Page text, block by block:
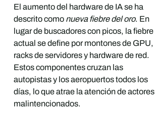
El aumento del hardware de IA se ha
descrito como nueva fiebre del oro. En
lugar de buscadores con picos, la fiebre
actual se define por montones de GPU,
racks de servidores y hardware de red.
Estos componentes cruzan las
autopistas y los aeropuertos todos los
días, lo que atrae la atención de actores
malintencionados.